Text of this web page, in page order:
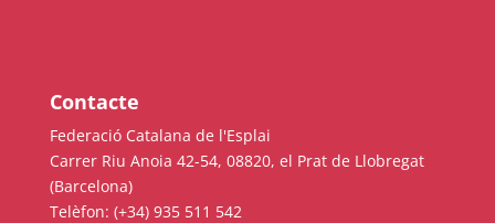
Contacte
Federació Catalana de l'Esplai
Carrer Riu Anoia 42-54, 08820, el Prat de Llobregat
(Barcelona)
Telèfon: (+34) 935 511 542